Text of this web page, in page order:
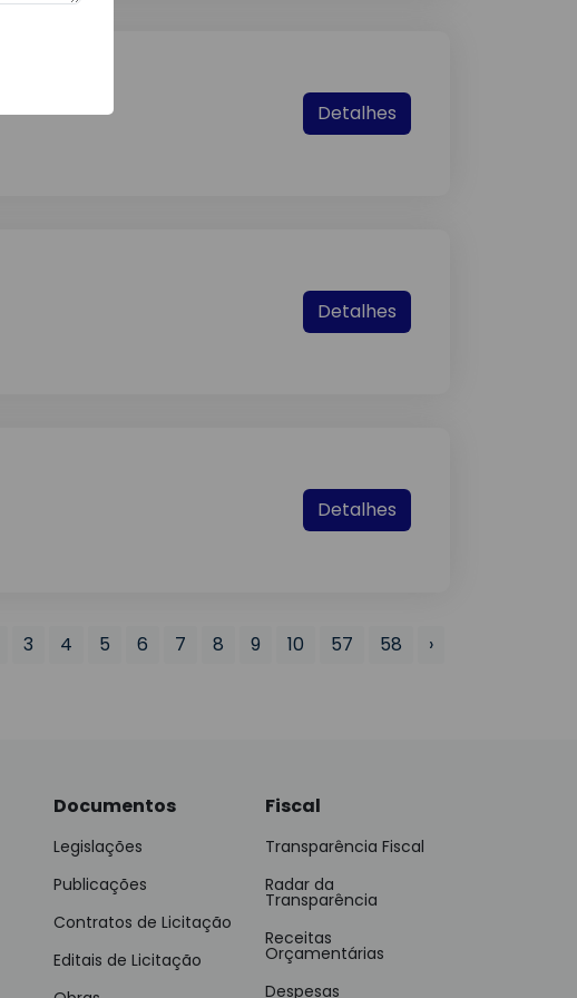
Detalhes
Detalhes
Detalhes
3 4 5 6 7 8 9 10 57 58 ›
Documentos
Legislações
Publicações
Contratos de Licitação
Editais de Licitação
Fiscal
Transparência Fiscal
Radar da
Transparência
Receitas
Orçamentárias
Despesas